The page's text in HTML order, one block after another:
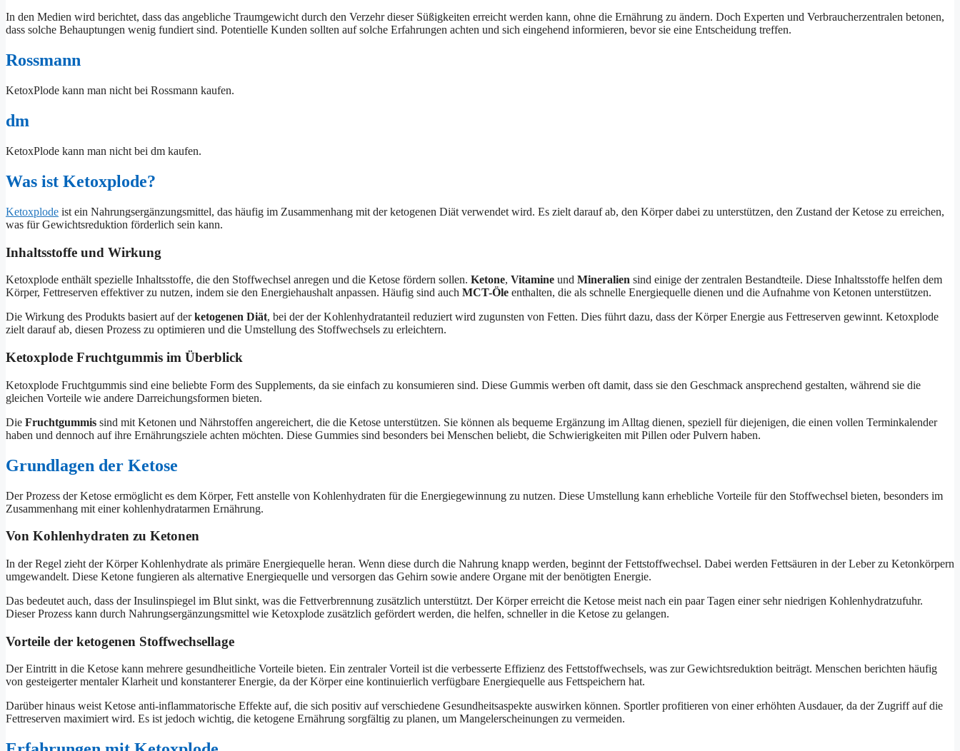
In den Medien wird berichtet, dass das angebliche Traumgewicht durch den Verzehr dieser Süßigkeiten erreicht werden kann, ohne die Ernährung zu ändern. Doch Experten und Verbraucherzentralen betonen,
dass solche Behauptungen wenig fundiert sind. Potentielle Kunden sollten auf solche Erfahrungen achten und sich eingehend informieren, bevor sie eine Entscheidung treffen.
Rossmann
KetoxPlode kann man nicht bei Rossmann kaufen.
dm
KetoxPlode kann man nicht bei dm kaufen.
Was ist Ketoxplode?
Ketoxplode ist ein Nahrungsergänzungsmittel, das häufig im Zusammenhang mit der ketogenen Diät verwendet wird. Es zielt darauf ab, den Körper dabei zu unterstützen, den Zustand der Ketose zu erreichen,
was für Gewichtsreduktion förderlich sein kann.
Inhaltsstoffe und Wirkung
Ketoxplode enthält spezielle Inhaltsstoffe, die den Stoffwechsel anregen und die Ketose fördern sollen. Ketone, Vitamine und Mineralien sind einige der zentralen Bestandteile. Diese Inhaltsstoffe helfen dem
Körper, Fettreserven effektiver zu nutzen, indem sie den Energiehaushalt anpassen. Häufig sind auch MCT-Öle enthalten, die als schnelle Energiequelle dienen und die Aufnahme von Ketonen unterstützen.
Die Wirkung des Produkts basiert auf derketogenen Diät, bei der der Kohlenhydratanteil reduziert wird zugunsten von Fetten. Dies führt dazu, dass der Körper Energie aus Fettreserven gewinnt. Ketoxplode
zielt darauf ab, diesen Prozess zu optimieren und die Umstellung des Stoffwechsels zu erleichtern.
Ketoxplode Fruchtgummis im Überblick
Ketoxplode Fruchtgummis sind eine beliebte Form des Supplements, da sie einfach zu konsumieren sind. Diese Gummis werben oft damit, dass sie den Geschmack ansprechend gestalten, während sie die
gleichen Vorteile wie andere Darreichungsformen bieten.
Die Fruchtgummis sind mit Ketonen und Nährstoffen angereichert, die die Ketose unterstützen. Sie können als bequeme Ergänzung im Alltag dienen, speziell für diejenigen, die einen vollen Terminkalender
haben und dennoch auf ihre Ernährungsziele achten möchten. Diese Gummies sind besonders bei Menschen beliebt, die Schwierigkeiten mit Pillen oder Pulvern haben.
Grundlagen der Ketose
Der Prozess der Ketose ermöglicht es dem Körper, Fett anstelle von Kohlenhydraten für die Energiegewinnung zu nutzen. Diese Umstellung kann erhebliche Vorteile für den Stoffwechsel bieten, besonders im
Zusammenhang mit einer kohlenhydratarmen Ernährung.
Von Kohlenhydraten zu Ketonen
In der Regel zieht der Körper Kohlenhydrate als primäre Energiequelle heran. Wenn diese durch die Nahrung knapp werden, beginnt der Fettstoffwechsel. Dabei werden Fettsäuren in der Leber zu Ketonkörpern
umgewandelt. Diese Ketone fungieren als alternative Energiequelle und versorgen das Gehirn sowie andere Organe mit der benötigten Energie.
Das bedeutet auch, dass der Insulinspiegel im Blut sinkt, was die Fettverbrennung zusätzlich unterstützt. Der Körper erreicht die Ketose meist nach ein paar Tagen einer sehr niedrigen Kohlenhydratzufuhr.
Dieser Prozess kann durch Nahrungsergänzungsmittel wie Ketoxplode zusätzlich gefördert werden, die helfen, schneller in die Ketose zu gelangen.
Vorteile der ketogenen Stoffwechsellage
Der Eintritt in die Ketose kann mehrere gesundheitliche Vorteile bieten. Ein zentraler Vorteil ist die verbesserte Effizienz des Fettstoffwechsels, was zur Gewichtsreduktion beiträgt. Menschen berichten häufig
von gesteigerter mentaler Klarheit und konstanterer Energie, da der Körper eine kontinuierlich verfügbare Energiequelle aus Fettspeichern hat.
Darüber hinaus weist Ketose anti-inflammatorische Effekte auf, die sich positiv auf verschiedene Gesundheitsaspekte auswirken können. Sportler profitieren von einer erhöhten Ausdauer, da der Zugriff auf die
Fettreserven maximiert wird. Es ist jedoch wichtig, die ketogene Ernährung sorgfältig zu planen, um Mangelerscheinungen zu vermeiden.